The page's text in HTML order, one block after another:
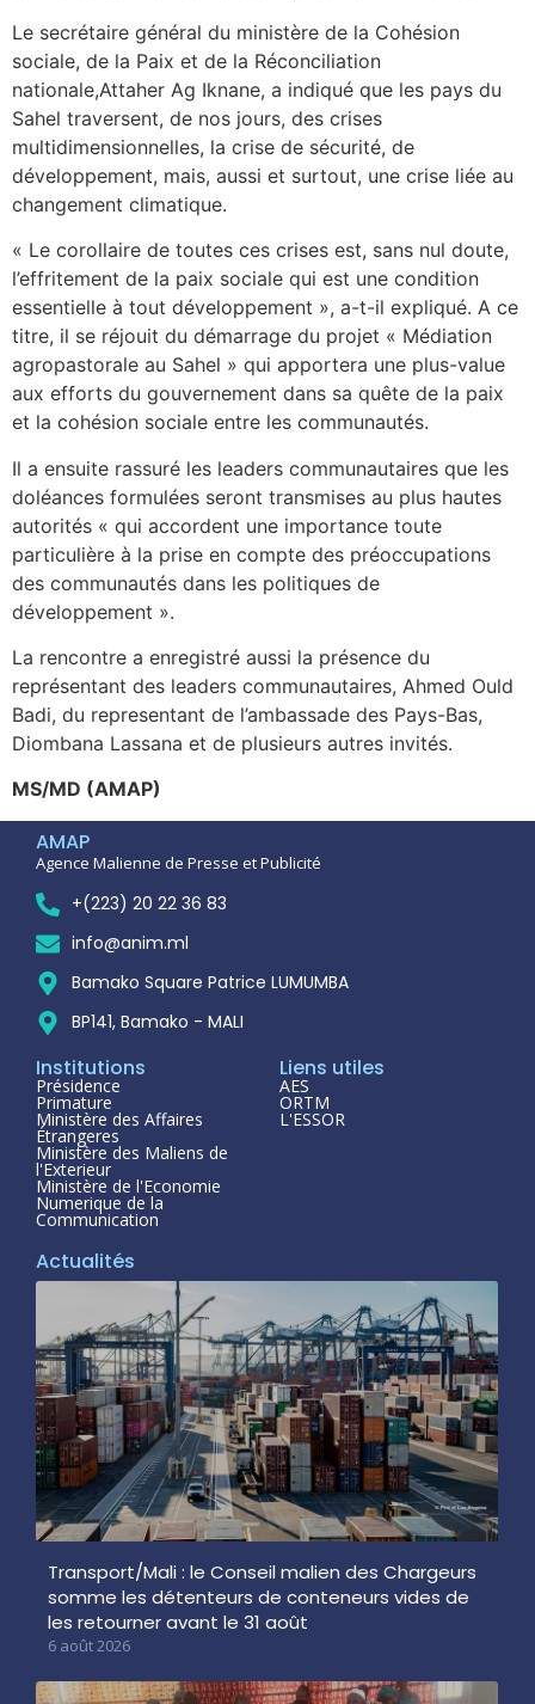
Le secrétaire général du ministère de la Cohésion
sociale, de la Paix et de la Réconciliation
nationale,Attaher Ag Iknane, a indiqué que les pays du
Sahel traversent, de nos jours, des crises
multidimensionnelles, la crise de sécurité, de
développement, mais, aussi et surtout, une crise liée au
changement climatique.
« Le corollaire de toutes ces crises est, sans nul doute,
l’effritement de la paix sociale qui est une condition
essentielle à tout développement », a-t-il expliqué. A ce
titre, il se réjouit du démarrage du projet « Médiation
agropastorale au Sahel » qui apportera une plus-value
aux efforts du gouvernement dans sa quête de la paix
et la cohésion sociale entre les communautés.
Il a ensuite rassuré les leaders communautaires que les
doléances formulées seront transmises au plus hautes
autorités « qui accordent une importance toute
particulière à la prise en compte des préoccupations
des communautés dans les politiques de
développement ».
La rencontre a enregistré aussi la présence du
représentant des leaders communautaires, Ahmed Ould
Badi, du representant de l’ambassade des Pays-Bas,
Diombana Lassana et de plusieurs autres invités.
MS/MD (AMAP)
AMAP
Agence Malienne de Presse et Publicité
+(223) 20 22 36 83
info@anim.ml
Bamako Square Patrice LUMUMBA
BP141, Bamako - MALI
Institutions
Présidence
Primature
Ministère des Affaires
Étrangeres
Ministère des Maliens de
l'Exterieur
Ministère de l'Economie
Numerique de la
Communication
Liens utiles
AES
ORTM
L'ESSOR
Actualités
Transport/Mali : le Conseil malien des Chargeurs
somme les détenteurs de conteneurs vides de
les retourner avant le 31 août
6 août 2026